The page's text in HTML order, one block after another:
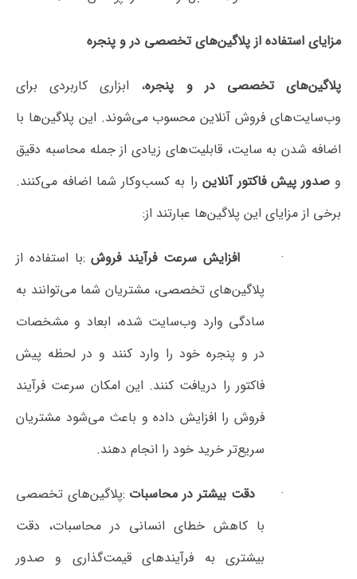
از پلاگین‌های تخصصی در و پنجره
تخصصی در و پنجره
، ابزاری کاربردی برای
فروش آنلاین محسوب می‌شوند. این پلاگین‌ها با
سایت، قابلیت‌های زیادی از جمله محاسبه دقیق
آنلاینرا به کسب‌وکار شما اضافه می‌کنند.
این پلاگین‌ها عبارتند از:
افزایش سرعت فرآیند فروش:با استفاده از
پلاگین‌های تخصصی، مشتریان شما می‌توانند به
سادگی وارد وب‌سایت شده، ابعاد و مشخصات
در و پنجره خود را وارد کنند و در لحظه پیش
فاکتور را دریافت کنند. این امکان سرعت فرآیند
فروش را افزایش داده و باعث می‌شود مشتریان
سریع‌تر خرید خود را انجام دهند.
دقت بیشتر در محاسبات: پلاگین‌های تخصصی
با کاهش خطای انسانی در محاسبات، دقت
بیشتری به فرآیندهای قیمت‌گذاری و صدور